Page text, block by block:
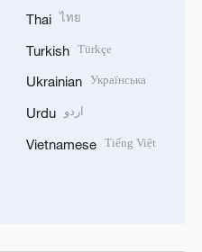
Thai ไทย
Turkish Türkçe
Ukrainian Українська
Urdu اردو
Vietnamese Tiếng Việt